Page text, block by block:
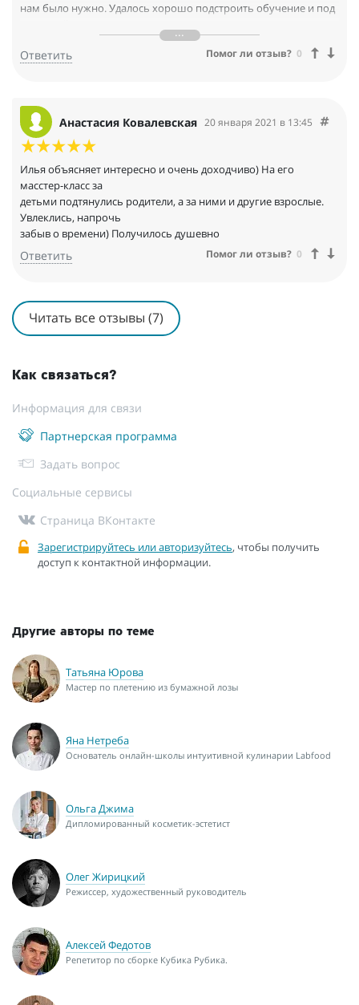
нам было нужно. Удалось хорошо подстроить обучение и под
более старших девочек. А уж показательный номер сразил
всех наповал.
Ответить Помог ли отзыв? 0
Анастасия Ковалевская 20 января 2021 в 13:45
Илья объясняет интересно и очень доходчиво) На его
масстер-класс за
детьми подтянулись родители, а за ними и другие взрослые.
Увлеклись, напрочь
забыв о времени) Получилось душевно
Ответить Помог ли отзыв? 0
Читать все отзывы (7)
Как связаться?
Информация для связи
Партнерская программа
Задать вопрос
Социальные сервисы
Страница ВКонтакте
Зарегистрируйтесь или авторизуйтесь, чтобы получить
доступ к контактной информации.
Другие авторы по теме
Татьяна Юрова
Мастер по плетению из бумажной лозы
Яна Нетреба
Основатель онлайн-школы интуитивной кулинарии Labfood
Ольга Джима
Дипломированный косметик-эстетист
Олег Жирицкий
Режиссер, художественный руководитель
Алексей Федотов
Репетитор по сборке Кубика Рубика.